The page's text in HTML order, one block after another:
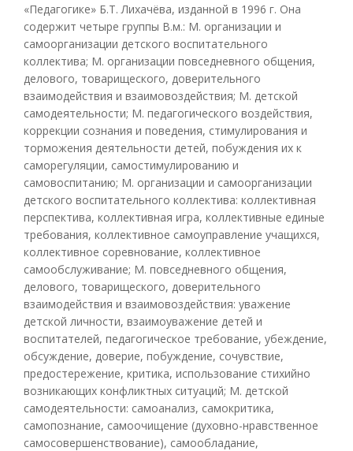
«Педагогике» Б.Т. Лихачёва, изданной в 1996 г. Она
содержит четыре группы В.м.: М. организации и
самоорганизации детского воспитательного
коллектива; М. организации повседневного общения,
делового, товарищеского, доверительного
взаимодействия и взаимовоздействия; М. детской
самодеятельности; М. педагогического воздействия,
коррекции сознания и поведения, стимулирования и
торможения деятельности детей, побуждения их к
саморегуляции, самостимулированию и
самовоспитанию; М. организации и самоорганизации
детского воспитательного коллектива: коллективная
перспектива, коллективная игра, коллективные единые
требования, коллективное самоуправление учащихся,
коллективное соревнование, коллективное
самообслуживание; М. повседневного общения,
делового, товарищеского, доверительного
взаимодействия и взаимовоздействия: уважение
детской личности, взаимоуважение детей и
воспитателей, педагогическое требование, убеждение,
обсуждение, доверие, побуждение, сочувствие,
предостережение, критика, использование стихийно
возникающих конфликтных ситуаций; М. детской
самодеятельности: самоанализ, самокритика,
самопознание, самоочищение (духовно-нравственное
самосовершенствование), самообладание,